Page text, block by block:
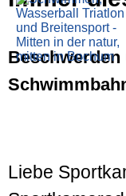
Liebe